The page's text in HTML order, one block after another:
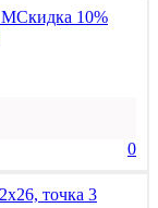
Скидка 10%
0